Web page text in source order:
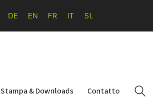
DE EN FR IT SL
Stampa & Downloads Contatto